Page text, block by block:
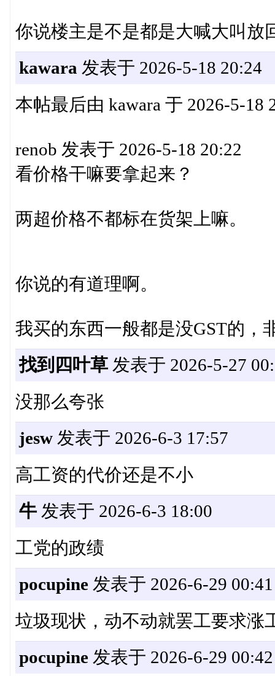
你说楼主是不是都是大喊大叫放
kawara 发表于 2026-5-18 20:24
本帖最后由 kawara 于 2026-5-18
renob 发表于 2026-5-18 20:22
看价格干嘛要拿起来？
两超价格不都标在货架上嘛。
你说的有道理啊。
我买的东西一般都是没GST的，
找到四叶草发表于 2026-5-27
没那么夸张
jesw发表于 2026-6-3 17:57
高工资的代价还是不小
牛发表于 2026-6-3 18:00
工党的政绩
pocupine发表于 2026-6-29 00:41
垃圾现状，动不动就罢工要求涨
pocupine发表于 2026-6-29 00:42